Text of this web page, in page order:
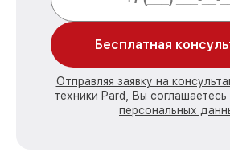
Бесплатная
Отправляя заявку на
техники Pard, Вы
персональных